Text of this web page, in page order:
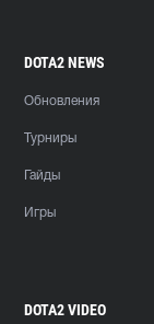
DOTA2 NEWS
Обновления
Турниры
Гайды
Игры
DOTA2 VIDEO